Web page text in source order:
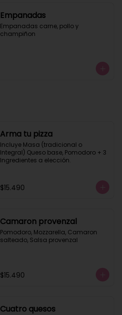
Empanadas
Empanadas carne, pollo y
champiñon
Arma tu pizza
Incluye Masa (tradicional o
Integral) Queso base, Pomodoro + 3
Ingredientes a elección.
$15.490
Camaron provenzal
Pomodoro, Mozzarella, Camaron
salteado, Salsa provenzal
$15.490
Cuatro quesos